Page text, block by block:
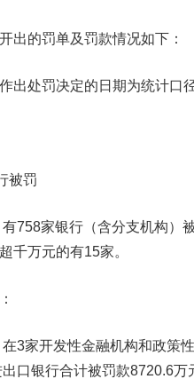
的罚单及罚款情况如下：
处罚决定的日期为统计口径
被罚
有758家银行（含分支机构）
千万元的有15家。
3家开发性金融机构和政策
出口银行合计被罚款8720.6万